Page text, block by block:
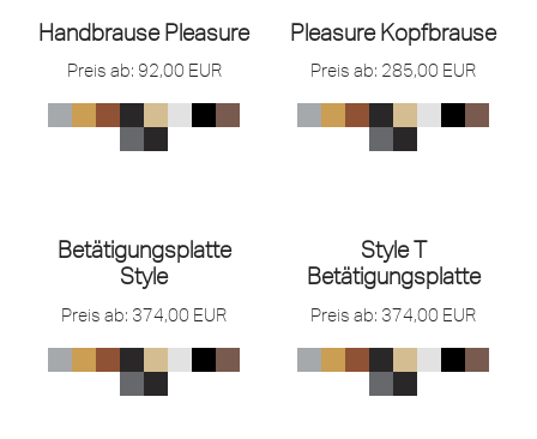
Handbrause Pleasure
Preis ab: 92,00 EUR
Pleasure Kopfbrause
Preis ab: 285,00 EUR
Betätigungsplatte
Style
Preis ab: 374,00 EUR
Style T
Betätigungsplatte
Preis ab: 374,00 EUR